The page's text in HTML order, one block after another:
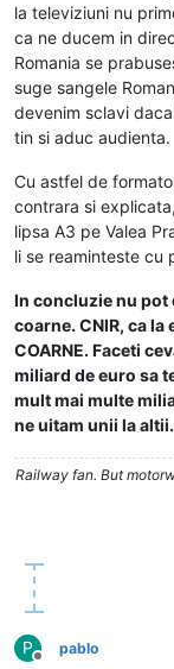
la televiziuni nu
ca ne ducem in
Romania se
suge sangele
devenim sclavi
tin si aduc audienta.
Cu astfel de
contrara si
lipsa A3 pe Valea
li se reaminteste cu
In concluzie nu pot
coarne. CNIR, ca la
COARNE. Faceti
miliard de euro sa
mult mai multe
ne uitam unii la altii.
Railway fan. But
P
Deconectat
pablo